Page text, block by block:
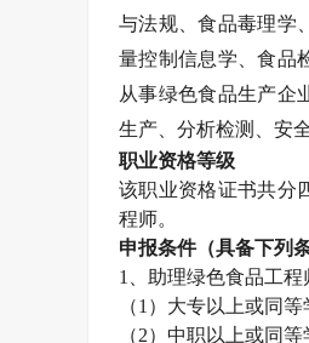
与法规、食品毒理学
量控制信息学、食品
从事绿色食品生产企
生产、分析检测、安
职业资格等级
该职业资格证书共分
程师。
申报条件（具备下列
1、助理绿色食品工程
（1）大专以上或同等
（2）中职以上或同等